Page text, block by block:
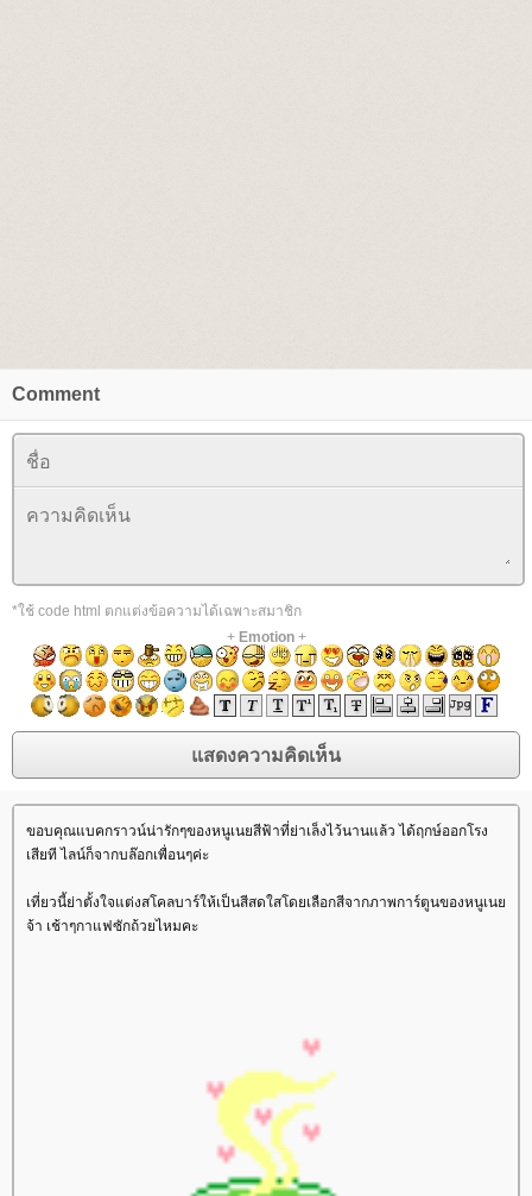
Comment
*ใช้ code html ตกแต่งข้อความได้เฉพาะสมาชิก
+ Emotion+
ขอบคุณแบคกราวน์น่ารักๆของหนูเนยสีฟ้าที่ย่าเล็งไว้นานแล้ว ได้ฤกษ์ออกโรง
เสียที ไลน์ก็จากบล๊อกเพื่อนๆค่ะ
เที่ยวนี้ย่าตั้งใจแต่งสโคลบาร์ให้เป็นสีสดใสโดยเลือกสีจากภาพการ์ตูนของหนูเน
จ้า เช้าๆกาแฟซักถ้วยไหมคะ